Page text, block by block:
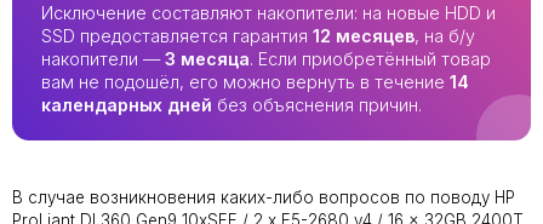
Исключение составляют накопители: на новые HDD и
SSD предоставляется гарантия 12 месяцев, на б/у
накопители —3 месяца. Если приобретённый товар
вам не подошёл, его можно вернуть в течение 14
календарных дней без объяснения причин.
В случае возникновения каких-либо вопросов по поводу HP
ProLiant DL360 Gen9 10xSFF / 2 x E5-2680 v4 / 16 x 32GB 2400T